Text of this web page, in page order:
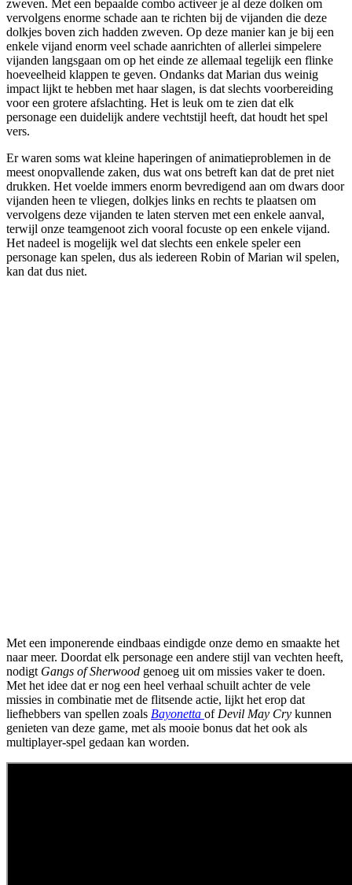
zweven. Met een bepaalde combo activeer je al deze dolken om
vervolgens enorme schade aan te richten bij de vijanden die deze
dolkjes boven zich hadden zweven. Op deze manier kan je bij een
enkele vijand enorm veel schade aanrichten of allerlei simpelere
vijanden langsgaan om op het einde ze allemaal tegelijk een flinke
hoeveelheid klappen te geven. Ondanks dat Marian dus weinig
impact lijkt te hebben met haar slagen, is dat slechts voorbereiding
voor een grotere afslachting. Het is leuk om te zien dat elk
personage een duidelijk andere vechtstijl heeft, dat houdt het spel
vers.
Er waren soms wat kleine haperingen of animatieproblemen in de
meest onopvallende zaken, dus wat ons betreft kan dat de pret niet
drukken. Het voelde immers enorm bevredigend aan om dwars door
vijanden heen te vliegen, dolkjes links en rechts te plaatsen om
vervolgens deze vijanden te laten sterven met een enkele aanval,
terwijl onze teamgenoot zich vooral focuste op een enkele vijand.
Het nadeel is mogelijk wel dat slechts een enkele speler een
personage kan spelen, dus als iedereen Robin of Marian wil spelen,
kan dat dus niet.
Met een imponerende eindbaas eindigde onze demo en smaakte het
naar meer. Doordat elk personage een andere stijl van vechten heeft,
nodigt Gangs of Sherwood genoeg uit om missies vaker te doen.
Met het idee dat er nog een heel verhaal schuilt achter de vele
missies in combinatie met de flitsende actie, lijkt het erop dat
liefhebbers van spellen zoals Bayonetta ofDevil May Cry kunnen
genieten van deze game, met als mooie bonus dat het ook als
multiplayer-spel gedaan kan worden.